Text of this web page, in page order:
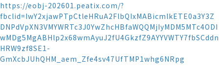
https://eobj-202601.peatix.com/?
fbclid=IwY2xjawPTpCtleHRuA2FlbQIxMABicmlkETE0a3Y3Z
DNPdVpXN3VMYWRTc3J0YwZhcHBfaWQQMjIyMDM5MTc4ODI
wMDg5MgABHlp2x68wmAyuJ2fU4GkzfZ9AYYVWTY7fbSCddn
HRW9zf8SE1-
GmXcbJUhQHM_aem_Zfe4sv47UfTMP1whg6NRpg